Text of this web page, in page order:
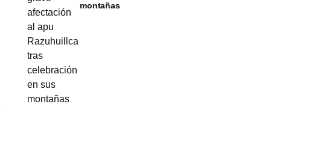
montañas